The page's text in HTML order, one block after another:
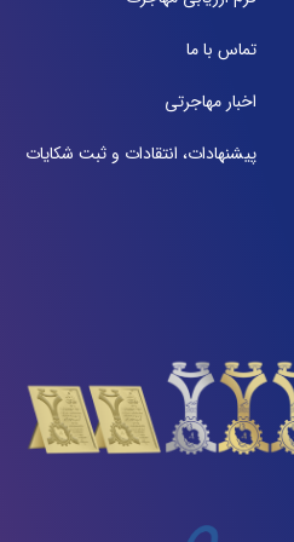
تماس با ما
اخبار مهاجرتی
پیشنهادات، انتقادات و ثبت شکایات